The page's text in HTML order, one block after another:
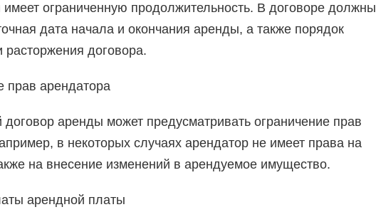
имеет ограниченную продолжительность. В договоре должны
дата начала и окончания аренды, а также порядок
договора.
прав арендатора
договор аренды может предусматривать ограничение прав
в некоторых случаях арендатор не имеет права на
на внесение изменений в арендуемое имущество.
арендной платы